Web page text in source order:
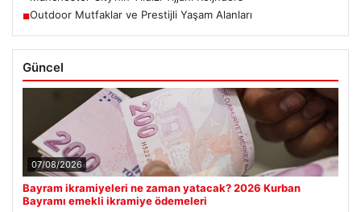
■Outdoor Mutfaklar ve Prestijli Yaşam Alanları
Güncel
07/08/2026
Bayram ikramiyeleri ne zaman yatacak? 2026 Kurban
Bayramı emekli ikramiye ödemeleri